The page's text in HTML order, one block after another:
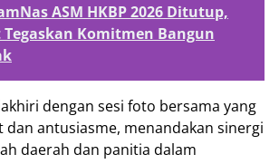
ASM HKBP 2026 Ditutup,
Komitmen Bangun
dengan sesi foto bersama yang
dan antusiasme, menandakan sinergi
daerah dan panitia dalam